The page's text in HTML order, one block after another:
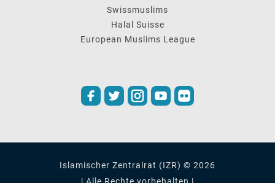
Swissmuslims
Halal Suisse
European Muslims League
Islamischer Zentralrat (IZR) © 2026